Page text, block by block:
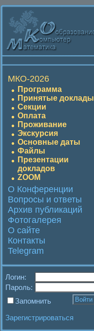
МКО-2026
Программа
Принятые доклады
Секции
Оплата
Проживание
Экскурсия
Основные даты
Файлы
Презентации
докладов
ZOOM
О Конференции
Вопросы и ответы
Архив публикаций
Фотогалерея
О сайте
Контакты
Telegram
Логин:
Пароль:
Запомнить
Зарегистрироваться